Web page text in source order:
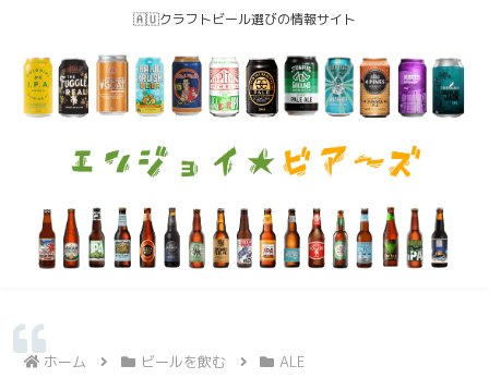
🇦🇺クラフトビール選びの情報サイト
ホーム ビールを飲む ALE